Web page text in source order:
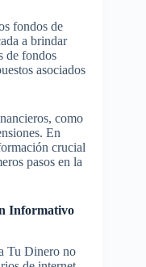
fondos de
a brindar
de fondos
asociados
como
En
crucial
pasos en la
Informativo
Tu Dinero no